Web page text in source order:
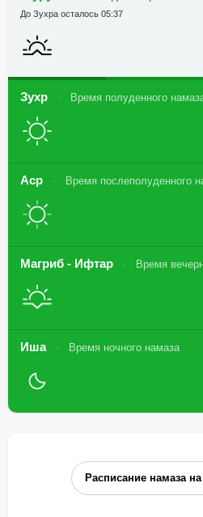
До Зухра осталось 05:37
Зухр Время полуденного
Аср Время послеполуденного
Магриб - Ифтар Время
Иша Время ночного намаза
Расписание намаза